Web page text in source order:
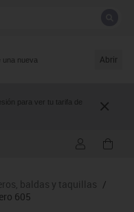
una nueva
Abrir
para ver tu tarifa de
la búsqueda
baldas y taquillas /
605